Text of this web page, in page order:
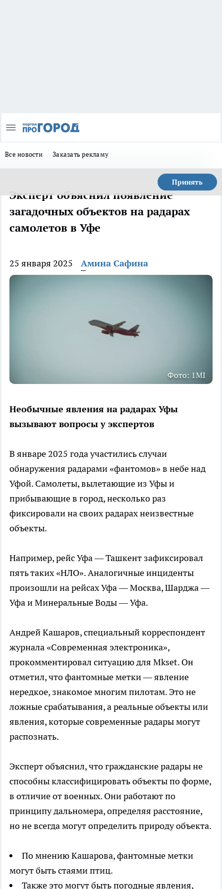
Все новости Заказать рекламу
Принять
Эксперт объяснил появление
загадочных объектов на радарах
самолетов в Уфе
25 января 2025 Амина Сафина
Фото: 1MI
Необычные явления на радарах Уфы
вызывают вопросы у экспертов
В январе 2025 года участились случаи
обнаружения радарами «фантомов» в небе над
Уфой. Самолеты, вылетающие из Уфы и
прибывающие в город, несколько раз
фиксировали на своих радарах неизвестные
объекты.
Например, рейс Уфа — Ташкент зафиксировал
пять таких «НЛО». Аналогичные инциденты
произошли на рейсах Уфа — Москва, Шарджа —
Уфа и Минеральные Воды — Уфа.
Андрей Кашаров, специальный корреспондент
журнала «Современная электроника»,
прокомментировал ситуацию для Mkset. Он
отметил, что фантомные метки — явление
нередкое, знакомое многим пилотам. Это не
ложные срабатывания, а реальные объекты или
явления, которые современные радары могут
распознать.
Эксперт объяснил, что гражданские радары не
способны классифицировать объекты по форме,
в отличие от военных. Они работают по
принципу дальномера, определяя расстояние,
но не всегда могут определить природу объекта.
По мнению Кашарова, фантомные метки
могут быть стаями птиц.
Также это могут быть погодные явления,